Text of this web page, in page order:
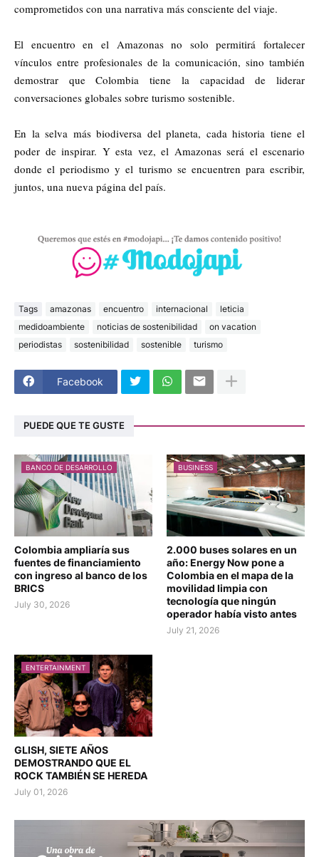
comprometidos con una narrativa más consciente del viaje.
El encuentro en el Amazonas no solo permitirá fortalecer
vínculos entre profesionales de la comunicación, sino también
demostrar que Colombia tiene la capacidad de liderar
conversaciones globales sobre turismo sostenible.
En la selva más biodiversa del planeta, cada historia tiene el
poder de inspirar. Y esta vez, el Amazonas será el escenario
donde el periodismo y el turismo se encuentren para escribir,
juntos, una nueva página del país.
Tags amazonas encuentro internacional
leticia
medidoambiente
noticias de sostenibilidad
on vacation
periodistas
sostenibilidad sostenible turismo
Facebook
PUEDE QUE TE GUSTE
BANCO DE DESARROLLO
Colombia ampliaría sus
fuentes de financiamiento
con ingreso al banco de los
BRICS
July 30, 2026
BUSINESS
2.000 buses solares en un
año: Energy Now pone a
Colombia en el mapa de la
movilidad limpia con
tecnología que ningún
operador había visto antes
July 21, 2026
ENTERTAINMENT
GLISH, SIETE AÑOS
DEMOSTRANDO QUE EL
ROCK TAMBIÉN SE HEREDA
July 01, 2026